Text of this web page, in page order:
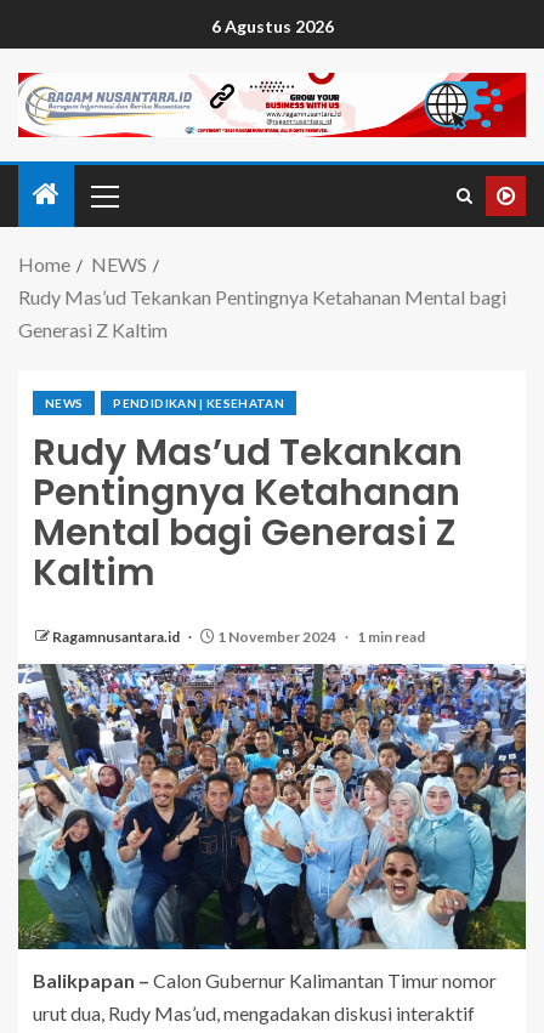
6 Agustus 2026
Home
NEWS
Rudy Mas’ud Tekankan Pentingnya Ketahanan Mental bagi
Generasi Z Kaltim
NEWS PENDIDIKAN | KESEHATAN
Rudy Mas’ud Tekankan
Pentingnya Ketahanan
Mental bagi Generasi Z
Kaltim
Ragamnusantara.id 1 November 2024 1 min read
Balikpapan – Calon Gubernur Kalimantan Timur nomor
urut dua, Rudy Mas’ud, mengadakan diskusi interaktif